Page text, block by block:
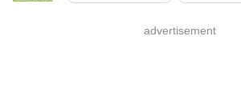
8月開催学校説明会・相談会
advertisement